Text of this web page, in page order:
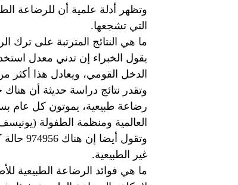
وتظهر أدلة علمية أن للرضاعة
التي تشجعها.
ما هي النتائج المترتبة على ترك
الدخل القومي، ويعادل هذا أكثر من 300 مليار دولار في
رضاعة طبيعية، يموتون كل عام
العالمية ومنظمة الطفولة
وتقول
غير الطبيعية.
ما هي فوائد الرضاعة الطبيعية